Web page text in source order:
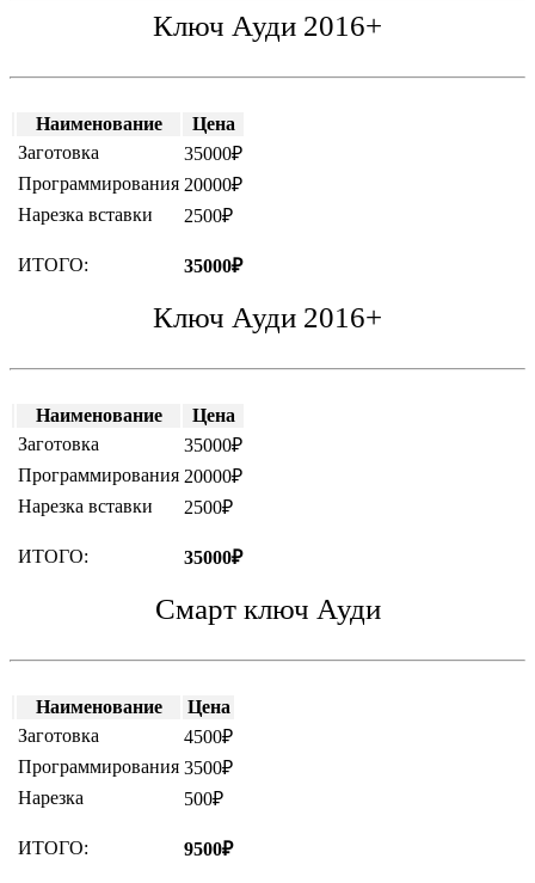
Ключ Ауди 2016+
Наименование
Цена
Заготовка
35000₽
Программирования 20000₽
Нарезка вставки
2500₽
ИТОГО: 35000₽
Ключ Ауди 2016+
Наименование
Цена
Заготовка
35000₽
Программирования 20000₽
Нарезка вставки
2500₽
ИТОГО: 35000₽
Смарт ключ Ауди
Наименование
Цена
Заготовка
4500₽
Программирования 3500₽
Нарезка
500₽
ИТОГО: 9500₽